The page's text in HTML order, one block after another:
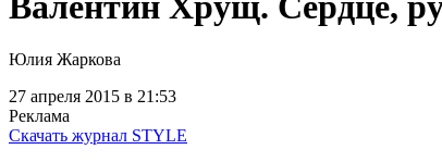
Юлия Жаркова
27 апреля 2015 в 21:53
Реклама
Скачать журнал STYLE